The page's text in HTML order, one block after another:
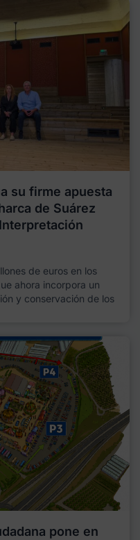
su firme apuesta
de Suárez
de euros en los
ahora incorpora un
y conservación de los
pone en